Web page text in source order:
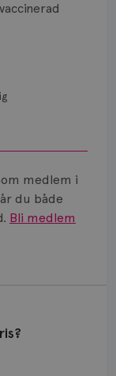
medlem i
du både
Bli medlem